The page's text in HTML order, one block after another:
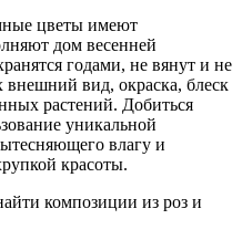
цветы имеют
дом весенней
годами, не вянут и не
внешний вид, окраска, блеск
растений. Добиться
уникальной
влагу и
красоты.
композиции из роз и